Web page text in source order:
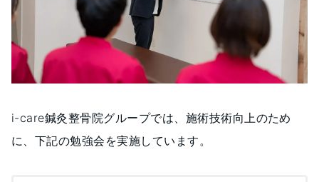
i-care鍼灸整骨院グループでは、施術技術向上のため
に、下記の勉強会を実施しています。